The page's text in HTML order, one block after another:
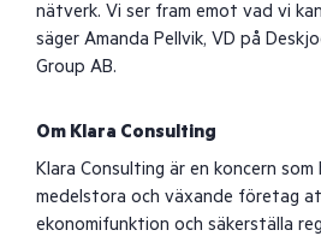
nätverk. Vi ser fram emot vad vi
säger Amanda Pellvik, VD på
Group AB.
Om Klara Consulting
Klara Consulting är en koncern som
medelstora och växande företag
ekonomifunktion och säkerställa